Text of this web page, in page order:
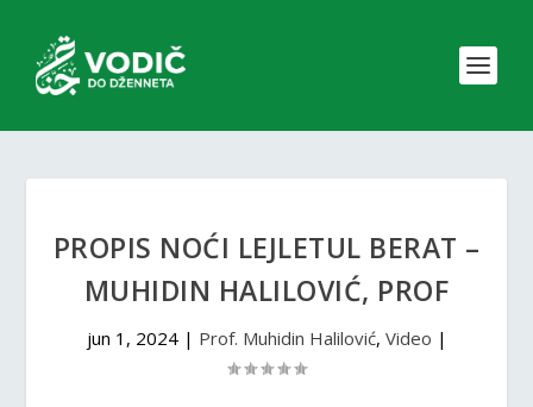
PROPIS NOĆI LEJLETUL BERAT –
MUHIDIN HALILOVIĆ, PROF
jun 1, 2024| Prof. Muhidin Halilović, Video |